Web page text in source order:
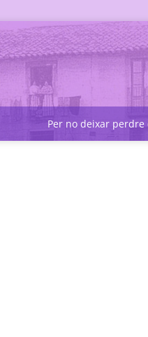
Per no deixar